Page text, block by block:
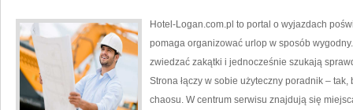
Hotel-Logan.com.pl to portal o wyjazdach
pomaga organizować urlop w sposób
zwiedzać zakątki i jednocześnie szukają
Strona łączy w sobie użyteczny poradnik –
chaosu. W centrum serwisu znajdują się